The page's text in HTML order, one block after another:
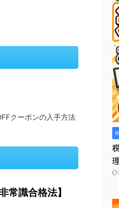
クーポンの入手方法
常識合格法】